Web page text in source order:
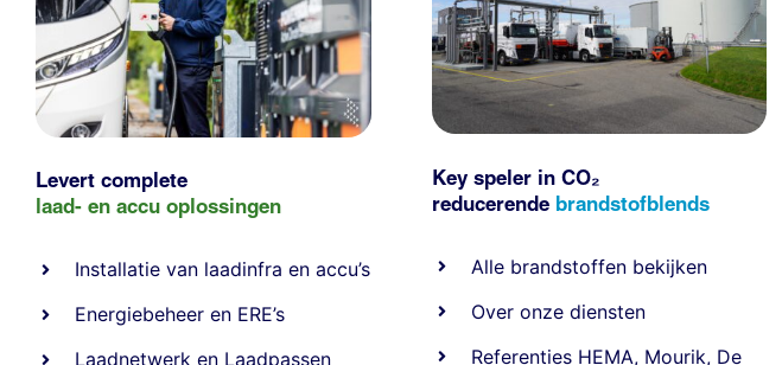
Levert complete
laad- en accu oplossingen
Installatie van laadinfra en accu’s
Energiebeheer en ERE’s
Laadnetwerk en Laadpassen
Key speler in CO₂
reducerende brandstofblends
Alle brandstoffen bekijken
Over onze diensten
Referenties HEMA, Mourik, De